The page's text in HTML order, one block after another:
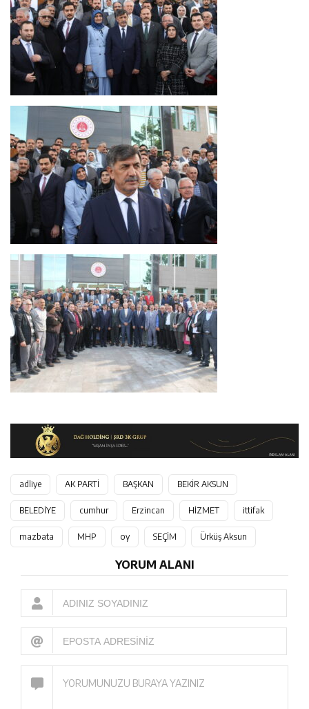
adliye AK PARTİ BAŞKAN BEKİR AKSUN
BELEDİYE cumhur Erzincan HİZMET ittifak
mazbata MHP oy SEÇİM Ürküş Aksun
YORUM ALANI